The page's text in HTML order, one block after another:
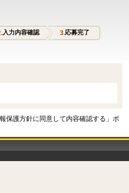
入力内容確認 応募完了
保護方針に同意して内容確認する」ボ